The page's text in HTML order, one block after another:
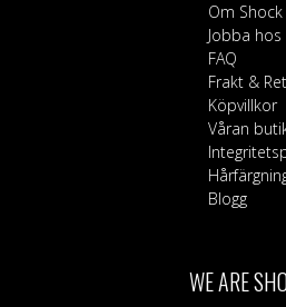
Om Shock
Jobba hos
FAQ
Frakt &
Köpvillkor
Våran
Blogg
WE ARE